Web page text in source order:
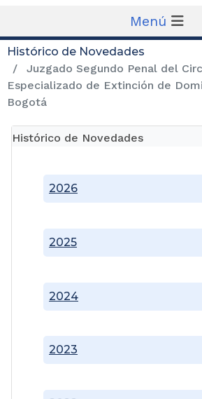
Menú
Histórico de Novedades
Juzgado Segundo Penal del
Especializado de Extinción de
Bogotá
Histórico de Novedades
2023
2024
2025
2026